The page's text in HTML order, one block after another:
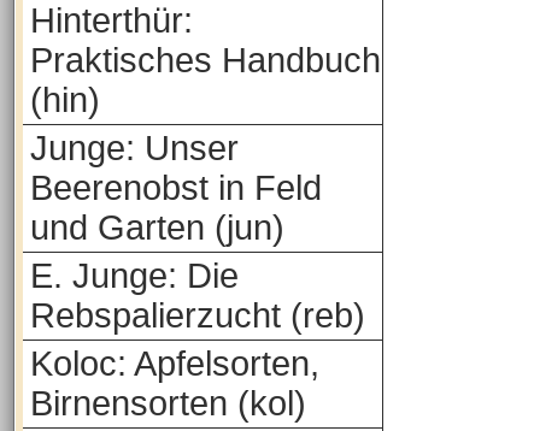
Hinterthür:
Praktisches Handbuch
(hin)
Junge: Unser
Beerenobst in Feld
und Garten (jun)
E. Junge: Die
Rebspalierzucht (reb)
Koloc: Apfelsorten,
Birnensorten (kol)